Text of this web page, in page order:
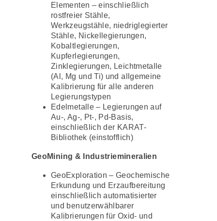
Elementen – einschließlich
rostfreier Stähle,
Werkzeugstähle, niedriglegierter
Stähle, Nickellegierungen,
Kobaltlegierungen,
Kupferlegierungen,
Zinklegierungen, Leichtmetalle
(Al, Mg und Ti) und allgemeine
Kalibrierung für alle anderen
Legierungstypen
Edelmetalle – Legierungen auf
Au-, Ag-, Pt-, Pd-Basis,
einschließlich der KARAT-
Bibliothek (einstofflich)
GeoMining & Industriemineralien
GeoExploration – Geochemische
Erkundung und Erzaufbereitung
einschließlich automatisierter
und benutzerwählbarer
Kalibrierungen für Oxid- und